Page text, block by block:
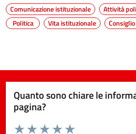
Comunicazione istituzionale
Attività
Politica
Vita istituzionale
Quanto sono chiare le
pagina?
Valuta da 1 a 5 stelle la pagina